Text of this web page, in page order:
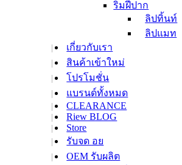
ริมฝีปาก
ลิปทิ้นท์
ลิปแมท
เกี่ยวกับเรา
สินค้าเข้าใหม่
โปรโมชั่น
แบรนด์ทั้งหมด
CLEARANCE
Riew BLOG
Store
รับจด อย
OEM รับผลิต